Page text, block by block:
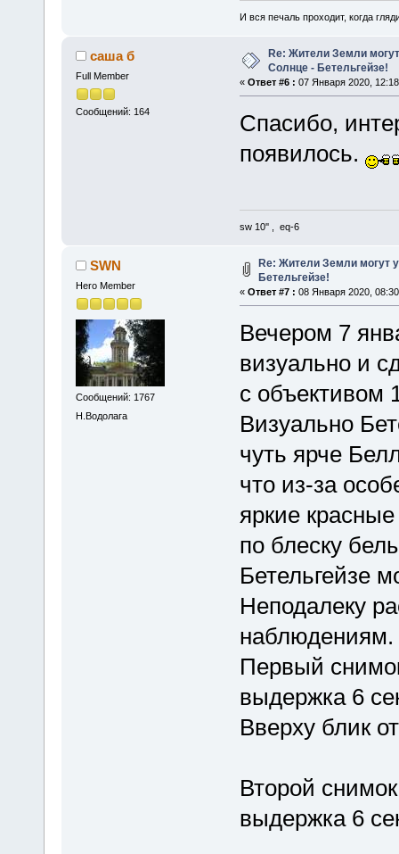
И вся печаль проходит, когда
саша б
Full Member
Сообщений: 164
Re: Жители Земли
Солнце - Бетельгейзе!
« Ответ #6 : 07 Января 2020,
Спасибо,
появилось.
sw 10'' , eq-6
SWN
Hero Member
Сообщений: 1767
Н.Водолага
Re: Жители Земли могут
Бетельгейзе!
« Ответ #7 : 08 Января 2020,
Вечером 7
визуально и
с объективом
Визуально
чуть ярче
что из-за
яркие
по блеску
Бетельгейзе
Неподалеку
наблюдениям.
Первый
выдержка 6
Вверху блик
Второй
выдержка 6